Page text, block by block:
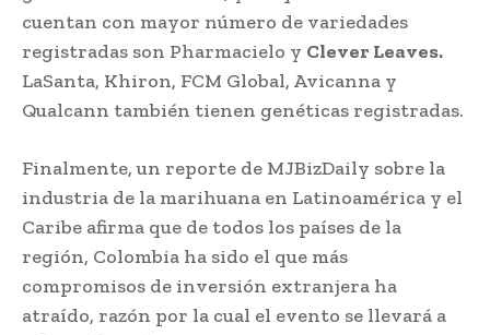
cuentan con mayor número de variedades
registradas son Pharmacielo y Clever Leaves.
LaSanta, Khiron, FCM Global, Avicanna y
Qualcann también tienen genéticas registradas.
Finalmente, un reporte de MJBizDaily sobre la
industria de la marihuana en Latinoamérica y el
Caribe afirma que de todos los países de la
región, Colombia ha sido el que más
compromisos de inversión extranjera ha
atraído, razón por la cual el evento se llevará a